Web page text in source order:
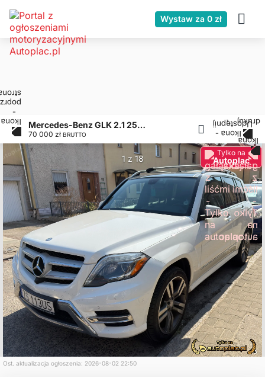
Wystaw za 0 zł
Mercedes-Benz GLK 2.1 250 CDI
70 000 zł BRUTTO
1 z 18
Tylko na
Autoplac
Ost. aktualizacja ogłoszenia: 2026-08-02 22:50